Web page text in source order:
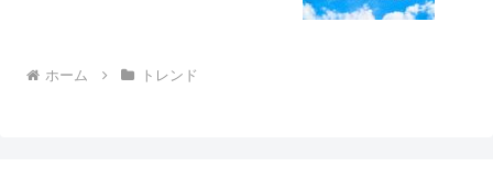
ホーム トレンド